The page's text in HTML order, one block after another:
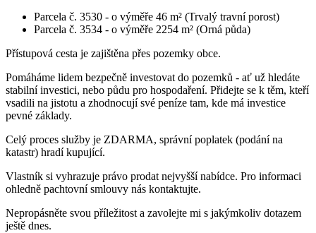
Parcela č. 3530 - o výměře 46 m² (Trvalý travní porost)
Parcela č. 3534 - o výměře 2254 m² (Orná půda)
Přístupová cesta je zajištěna přes pozemky obce.
Pomáháme lidem bezpečně investovat do pozemků - ať už hledáte
stabilní investici, nebo půdu pro hospodaření. Přidejte se k těm, kteří
vsadili na jistotu a zhodnocují své peníze tam, kde má investice
pevné základy.
Celý proces služby je ZDARMA, správní poplatek (podání na
katastr) hradí kupující.
Vlastník si vyhrazuje právo prodat nejvyšší nabídce. Pro informaci
ohledně pachtovní smlouvy nás kontaktujte.
Nepropásněte svou příležitost a zavolejte mi s jakýmkoliv dotazem
ještě dnes.